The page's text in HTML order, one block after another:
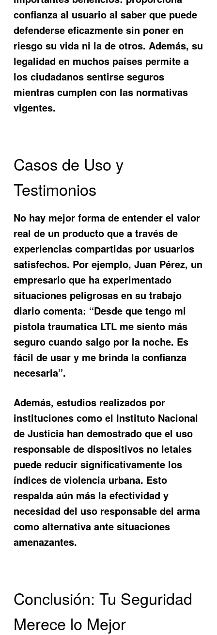
confianza al usuario al saber que puede
defenderse eficazmente sin poner en
riesgo su vida ni la de otros. Además, su
legalidad en muchos países permite a
los ciudadanos sentirse seguros
mientras cumplen con las normativas
vigentes.
Casos de Uso y
Testimonios
No hay mejor forma de entender el valor
real de un producto que a través de
experiencias compartidas por usuarios
satisfechos. Por ejemplo, Juan Pérez, un
empresario que ha experimentado
situaciones peligrosas en su trabajo
diario comenta: “Desde que tengo mi
pistola traumatica LTL me siento más
seguro cuando salgo por la noche. Es
fácil de usar y me brinda la confianza
necesaria”.
Además, estudios realizados por
instituciones como el Instituto Nacional
de Justicia han demostrado que el uso
responsable de dispositivos no letales
puede reducir significativamente los
índices de violencia urbana. Esto
respalda aún más la efectividad y
necesidad del uso responsable del arma
como alternativa ante situaciones
amenazantes.
Conclusión: Tu Seguridad
Merece lo Mejor